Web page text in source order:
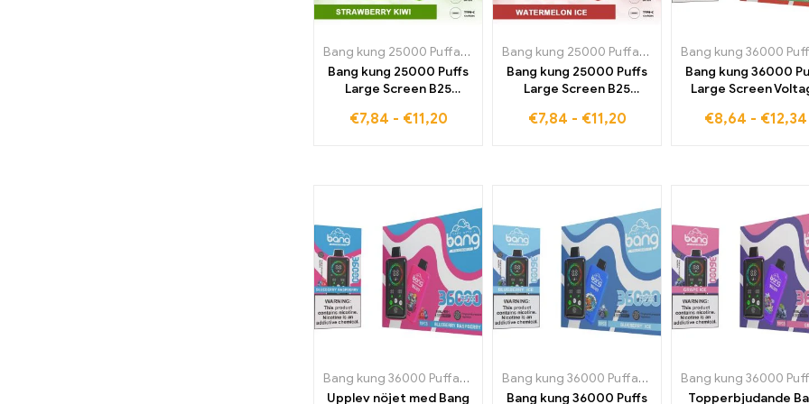
Bang kung 25000 Puffar stor skärm B25 ,Engångs e-cigaretter i Danmark ,Engångs
Bang kung 25000 Puffs
Large Screen B25
Strawberry Kiwi Din
€7,84 - €11,20
Bang kung 25000 Puffar stor skärm B25 ,Engångs e-
Bang kung 25000 Puffs
Large Screen B25
Watermelon Ice Den
€7,84 - €11,20
Bang kung 36000
Large Screen
Cigarett Triple Berry
€8,64 - €12,34
Bang kung 36000 Puffar Storskärm spänningsreglering ,Engångs e-cigaretter i
Upplev nöjet med Bang
Bang kung 36000 Puffar Storskärm spänningsreglering
Bang kung 36000 Puffs
Topperbjudande